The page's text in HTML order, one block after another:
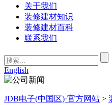
关于我们
装修建材知识
装修建材百科
联系我们
English
JDB电子(中国区)·官方网站 >